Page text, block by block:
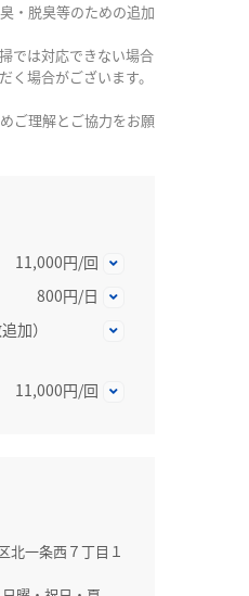
・脱臭等のための追加
では対応できない場合
く場合がございます。
ご理解とご協力をお願
11,000円/回
800円/日
加）
11,000円/回
北一条西７丁目１